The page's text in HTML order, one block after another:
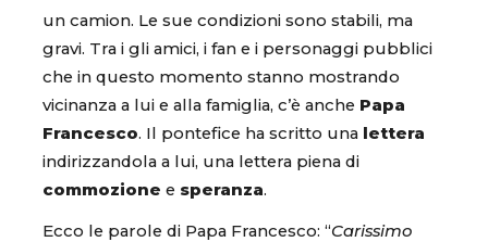
un camion. Le sue condizioni sono stabili, ma
gravi. Tra i gli amici, i fan e i personaggi pubblici
che in questo momento stanno mostrando
vicinanza a lui e alla famiglia, c’è anche Papa
Francesco. Il pontefice ha scritto una lettera
indirizzandola a lui, una lettera piena di
commozione e speranza.
Ecco le parole di Papa Francesco: “Carissimo